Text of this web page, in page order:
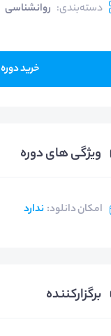
دسته‌بندی: روانشناسی
خرید دوره
ویژگی های دوره
امکان دانلود: ندارد
برگزارکننده